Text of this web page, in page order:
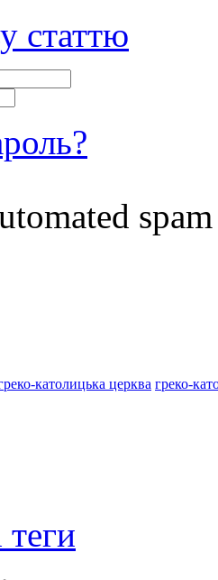
статтю
католицька церква греко-
теги